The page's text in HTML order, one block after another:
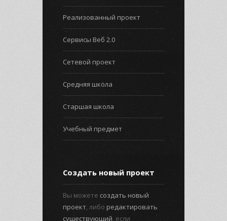
Реализованный проект
Сервисы Веб 2.0
Сетевой проект
Средняя школа
Старшая школа
Учебный предмет
Создать новый проект
Вы можете создать новый
проект, либо редактировать
существующий, если